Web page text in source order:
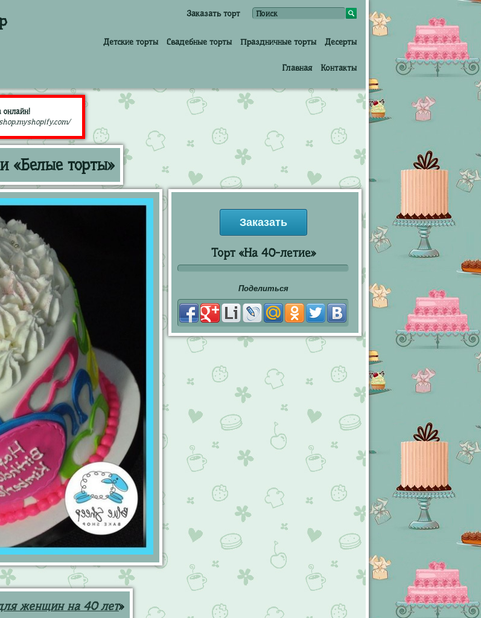
Заказать торт
Детские торты Свадебные торты Праздничные торты Десерты
Главная Контакты
онлайн!
«Белые торты»
Заказать
Торт «На 40-летие»
Поделиться
женщин на 40 лет»